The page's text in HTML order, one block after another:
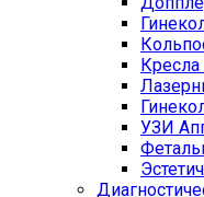
Кресла
УЗИ